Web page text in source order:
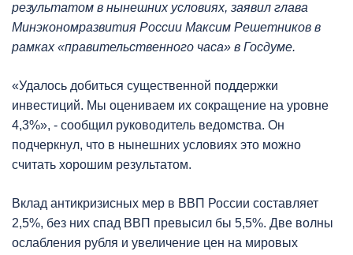
результатом в нынешних условиях, заявил глава
Минэкономразвития России Максим Решетников в
рамках «правительственного часа» в Госдуме.
«Удалось добиться существенной поддержки
инвестиций. Мы оцениваем их сокращение на уровне
4,3%», - сообщил руководитель ведомства. Он
подчеркнул, что в нынешних условиях это можно
считать хорошим результатом.
Вклад антикризисных мер в ВВП России составляет
2,5%, без них спад ВВП превысил бы 5,5%. Две волны
ослабления рубля и увеличение цен на мировых